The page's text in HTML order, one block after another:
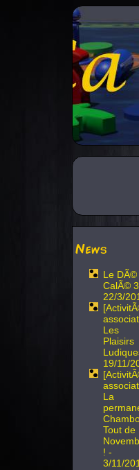
News
Le DÃ©
CalÃ©
22/3/
Les
Plaisirs
19/11/
La
Tout de
! -
3/11/